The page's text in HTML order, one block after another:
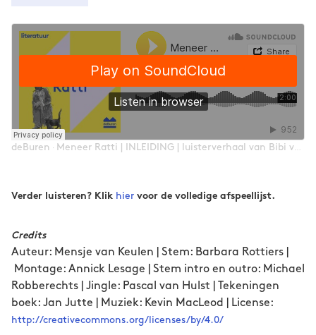
deBuren · Meneer Ratti | INLEIDING | luisterverhaal van Bibi van deBuren
Verder luisteren? Klik hier voor de volledige afspeellijst.
Credits
Auteur: Mensje van Keulen | Stem: Barbara Rottiers |
Montage: Annick Lesage | Stem intro en outro: Michael
Robberechts | Jingle: Pascal van Hulst | Tekeningen
boek: Jan Jutte | Muziek: Kevin MacLeod | License:
http://creativecommons.org/licenses/by/4.0/